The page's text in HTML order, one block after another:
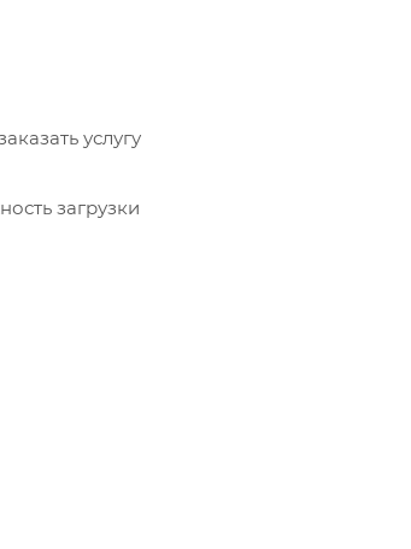
услугу
загрузки